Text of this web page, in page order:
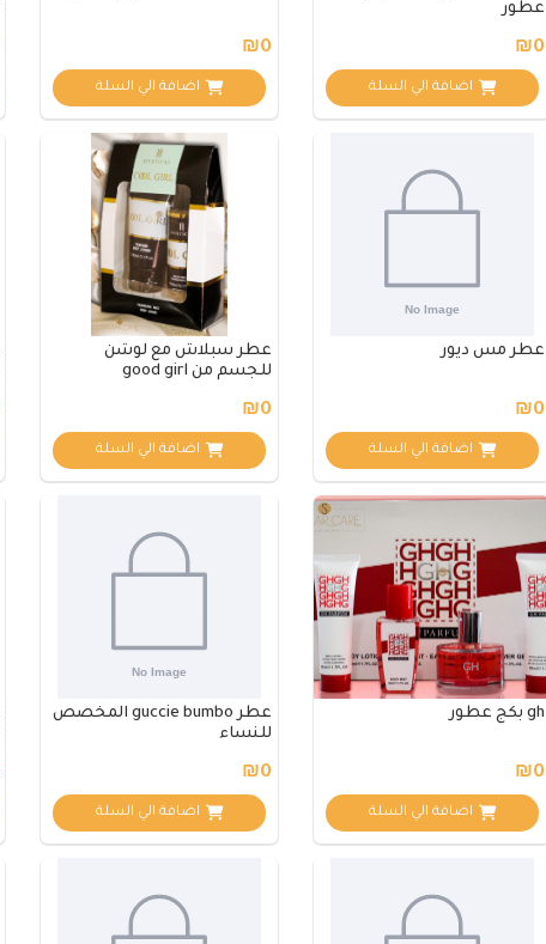
عطور
₪0
اضافة الي السلة
₪0
اضافة الي السلة
عطر مس ديور
₪0
اضافة الي السلة
عطر سبلاش مع لوشن
للجسم من good girl
₪0
اضافة الي السلة
gh بكج عطور
₪0
اضافة الي السلة
عطر guccie bumbo المخصص
للنساء
₪0
اضافة الي السلة